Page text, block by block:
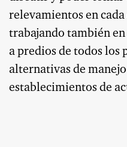
relevamientos en cada
trabajando también
a predios de todos los
alternativas de
establecimientos de